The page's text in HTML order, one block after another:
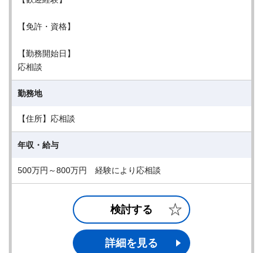
【免許・資格】
【勤務開始日】
応相談
勤務地
【住所】応相談
年収・給与
500万円～800万円 経験により応相談
検討する
詳細を見る